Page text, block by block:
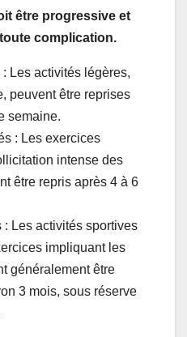
être progressive et
complication.
Les activités légères,
peuvent être reprises
semaine.
: Les exercices
intense des
être repris après 4 à 6
: Les activités sportives
impliquant les
généralement être
3 mois, sous réserve